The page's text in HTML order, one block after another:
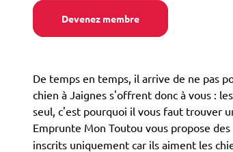
Devenez membre
De temps en temps, il arrive de ne pas
chien à Jaignes s'offrent donc à vous :
seul, c'est pourquoi il vous faut trouver
Emprunte Mon Toutou vous propose des
inscrits uniquement car ils aiment les